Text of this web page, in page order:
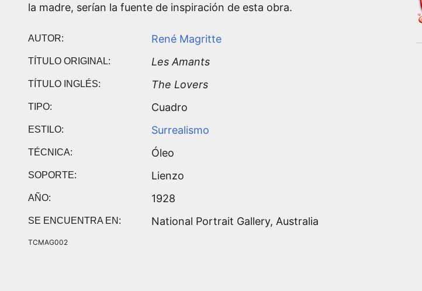
la madre, serían la fuente de inspiración de esta obra.
AUTOR: René Magritte
TÍTULO ORIGINAL: Les Amants
TÍTULO INGLÉS: The Lovers
TIPO: Cuadro
ESTILO: Surrealismo
TÉCNICA: Óleo
SOPORTE: Lienzo
AÑO: 1928
SE ENCUENTRA EN: National Portrait Gallery, Australia
TCMAG002